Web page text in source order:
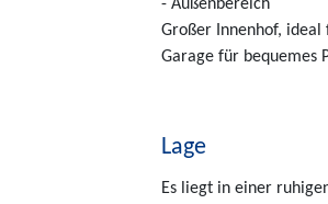
- Außenbereich
Großer Innenhof, ideal
Garage für bequemes
Lage
Es liegt in einer